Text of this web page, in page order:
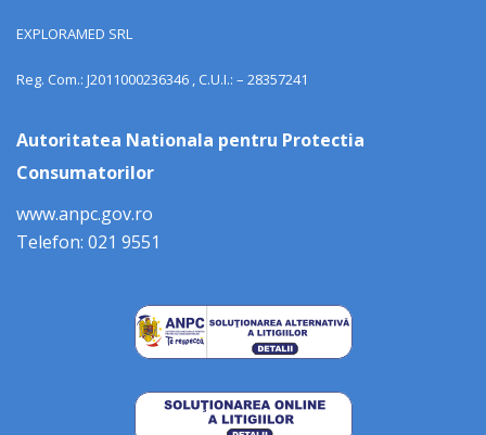
EXPLORAMED SRL
Reg. Com.: J2011000236346 , C.U.I.: – 28357241
Autoritatea Nationala pentru Protectia
Consumatorilor
www.anpc.gov.ro
Telefon: 021 9551